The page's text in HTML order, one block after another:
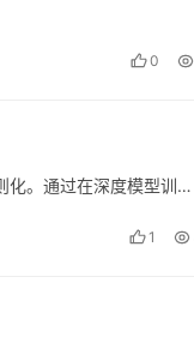
0
。通过在深度模型训…
1